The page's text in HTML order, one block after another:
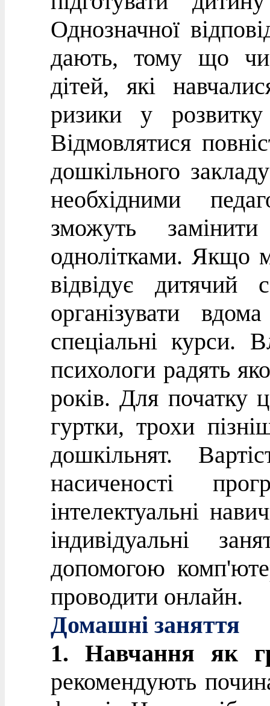
Однозначної
дають, тому що
дітей, які
ризики у розвитку
Відмовлятися
дошкільного
необхідними
зможуть
однолітками. Якщо
відвідує дитячий
організувати
спеціальні курси.
психологи радять
років. Для початку
гуртки, трохи
дошкільнят.
насиченості
інтелектуальні
індивідуальні
допомогою
проводити онлайн.
Домашні заняття
1. Навчання як
рекомендують